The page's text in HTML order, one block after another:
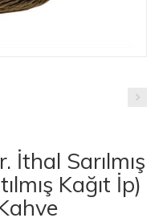
İthal Sarılmış
Kağıt İp)